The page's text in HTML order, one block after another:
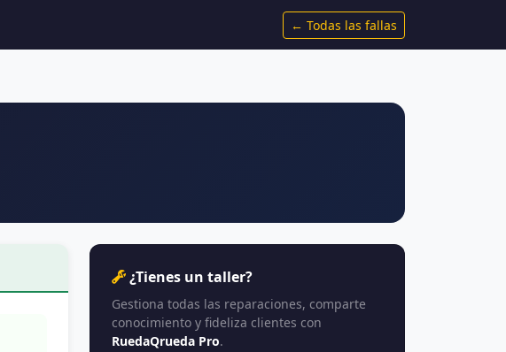
← Todas las fallas
¿Tienes un taller?
Gestiona todas las reparaciones, comparte
conocimiento y fideliza clientes con
RuedaQrueda Pro.